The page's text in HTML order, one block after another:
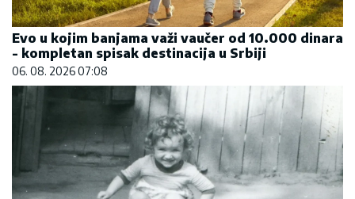
Evo u kojim banjama važi vaučer od 10.000 dinara
- kompletan spisak destinacija u Srbiji
06. 08. 2026 07:08